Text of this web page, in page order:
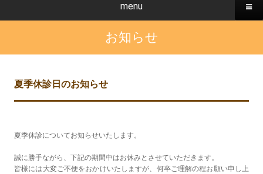
menu
お知らせ
夏季休診日のお知らせ
夏季休診についてお知らせいたします。
誠に勝手ながら、下記の期間中はお休みとさせていただきます。
皆様には大変ご不便をおかけいたしますが、何卒ご理解の程お願い申し上